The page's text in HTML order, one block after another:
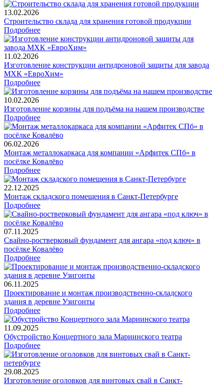
13.02.2026
Строительство склада для хранения готовой продукции
Подробнее
11.02.2026
Изготовление конструкции антидроновой защиты для завода
МХК «ЕвроХим»
Подробнее
10.02.2026
Изготовление корзины для подъёма на нашем производстве
Подробнее
06.02.2026
Монтаж металлокаркаса для компании «Арфитек СПб» в
посёлке Ковалёво
Подробнее
22.12.2025
Монтаж складского помещения в Санкт-Петербурге
Подробнее
07.11.2025
Свайно-ростверковый фундамент для ангара «под ключ» в
посёлке Ковалёво
Подробнее
06.11.2025
Проектирование и монтаж производственно-складского
здания в деревне Узигонты
Подробнее
11.09.2025
Обустройство Концертного зала Мариинского театра
Подробнее
29.08.2025
Изготовление оголовков для винтовых свай в Санкт-